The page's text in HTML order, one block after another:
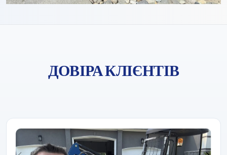
ДОВІРА КЛІЄНТІВ